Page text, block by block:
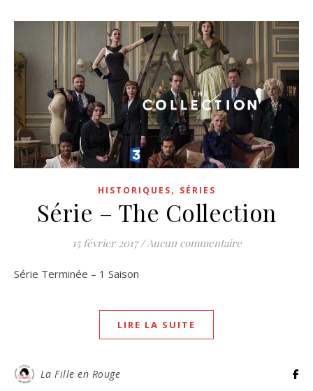
HISTORIQUES, SÉRIES
Série – The Collection
15 février 2017 / Aucun commentaire
Série Terminée – 1 Saison
LIRE LA SUITE
La Fille en Rouge